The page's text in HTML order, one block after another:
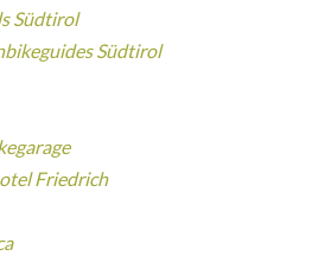
Südtirol
Südtirol
Friedrich